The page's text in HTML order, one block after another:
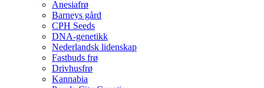
Anesiafrø
Barneys gård
CPH Seeds
DNA-genetikk
Nederlandsk lidenskap
Fastbuds frø
Drivhusfrø
Kannabia